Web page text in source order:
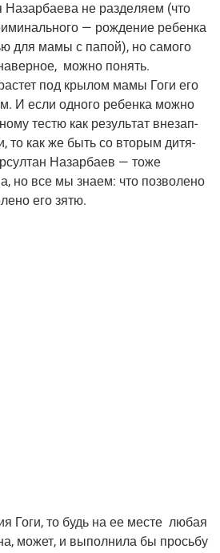
Назар­ба­е­ва не раз­де­ля­ем (что
— рож­де­ние ребен­ка
для мамы с папой), но само­го
мож­но понять.
под кры­лом мамы Гоги его
И если одно­го ребен­ка мож­но
тестю как резуль­тат вне­зап­
то как же быть со вто­рым дитя­
Назар­ба­ев — тоже
но все мы зна­ем: что поз­во­ле­но
его зятю.
Гоги, то будь на ее месте любая
может, и выпол­ни­ла бы прось­бу